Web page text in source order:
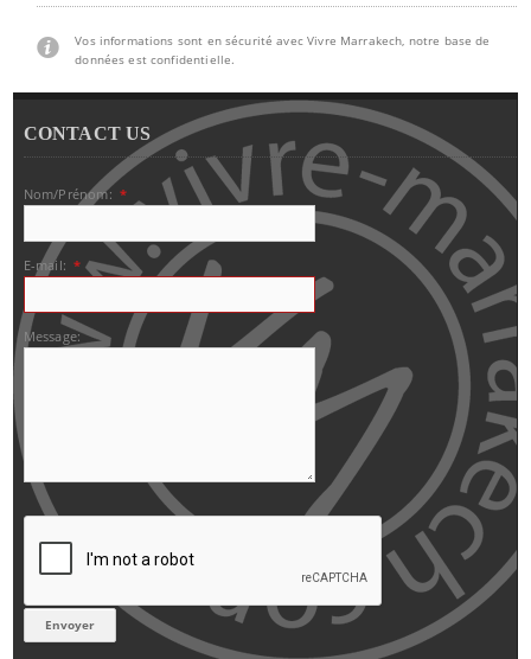
Vos informations sont en sécurité avec Vivre Marrakech, notre base de
données est confidentielle.
CONTACT US
Nom/Prénom: *
E-mail: *
Message: